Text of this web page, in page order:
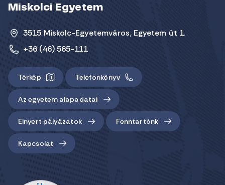
Miskolci Egyetem
3515 Miskolc-Egyetemváros, Egyetem út 1.
+36 (46) 565-111
Térkép Telefonkönyv
Az egyetem alapadatai
Elnyert pályázatok Fenntartónk
Kapcsolat